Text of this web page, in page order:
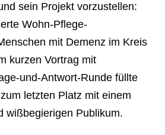
sein Projekt vorzustellen:
Wohn-Pflege-
mit Demenz im Kreis
kurzen Vortrag mit
und-Antwort-Runde füllte
letzten Platz mit einem
wißbegierigen Publikum.